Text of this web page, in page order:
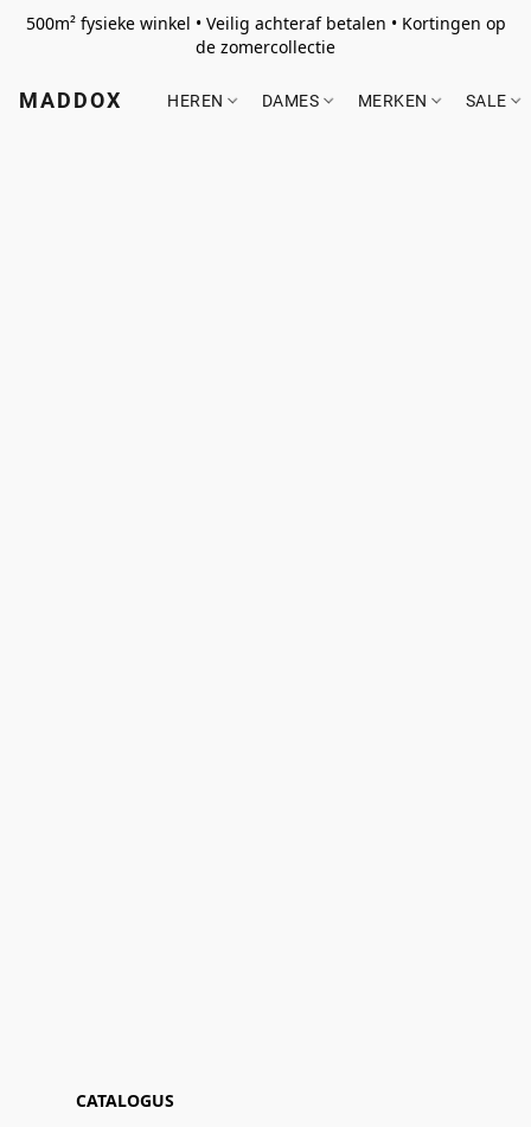
500m² fysieke winkel • Veilig achteraf betalen • Kortingen op
de zomercollectie
MADDOX HEREN DAMES MERKEN SALE
CATALOGUS